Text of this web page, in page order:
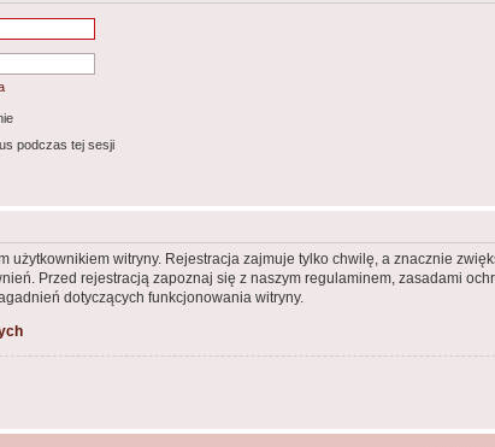
podczas tej sesji
użytkownikiem witryny. Rejestracja zajmuje tylko chwilę, a znacznie
Przed rejestracją zapoznaj się z naszym regulaminem, zasadami
dotyczących funkcjonowania witryny.